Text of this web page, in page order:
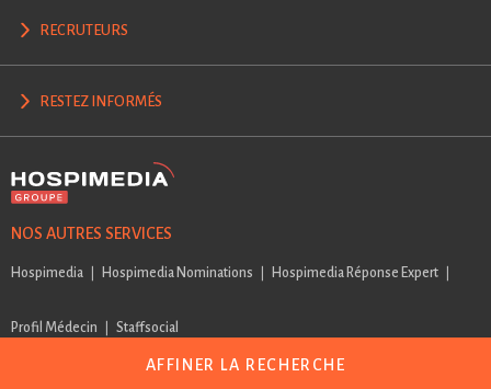
AFFINER LA RECHERCHE
RECRUTEURS
RESTEZ INFORMÉS
NOS AUTRES SERVICES
Hospimedia Hospimedia Nominations Hospimedia Réponse Expert
Profil Médecin Staffsocial